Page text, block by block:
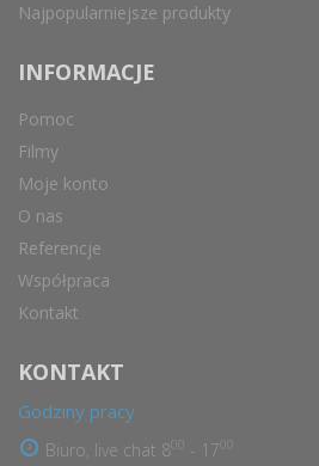
Najpopularniejsze produkty
INFORMACJE
Pomoc
Filmy
Moje konto
O nas
Referencje
Współpraca
Kontakt
KONTAKT
Godziny pracy
Biuro, live chat 8 - 17